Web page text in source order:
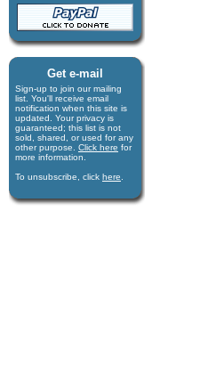
Get e-mail
Sign-up to join our mail­ing
list. You'll receive e­mail
notification when this site is
updated. Your privacy is
guaran­teed; this list is not
sold, shared, or used for any
other purpose. Click here for
more infor­mation.
To unsubscribe, click here